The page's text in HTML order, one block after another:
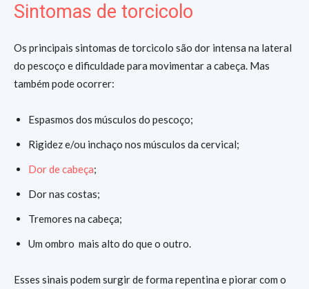
Sintomas de torcicolo
Os principais sintomas de torcicolo são dor intensa na lateral
do pescoço e dificuldade para movimentar a cabeça. Mas
também pode ocorrer:
Espasmos dos músculos do pescoço;
Rigidez e/ou inchaço nos músculos da cervical;
Dor de cabeça;
Dor nas costas;
Tremores na cabeça;
Um ombro mais alto do que o outro.
Esses sinais podem surgir de forma repentina e piorar com o